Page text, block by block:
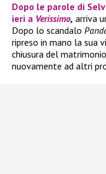
Dopo le parole di
ieri a Verissimo, arriva
Dopo lo scandalo
ripreso in mano la sua
chiusura del
nuovamente ad altri